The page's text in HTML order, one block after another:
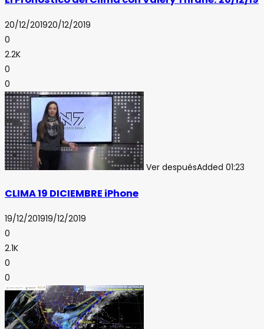
20/12/201920/12/2019
0
2.2K
0
0
Ver despuésAdded 01:23
CLIMA 19 DICIEMBRE iPhone
19/12/201919/12/2019
0
2.1K
0
0